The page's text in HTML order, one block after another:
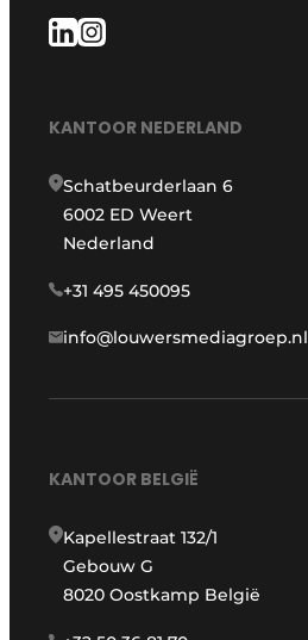
KANTOOR NEDERLAND
Schatbeurderlaan 6
6002 ED Weert
Nederland
+31 495 450095
info@louwersmediagroep.nl
KANTOOR BELGIË
Kapellestraat 132/1
Gebouw G
8020 Oostkamp België